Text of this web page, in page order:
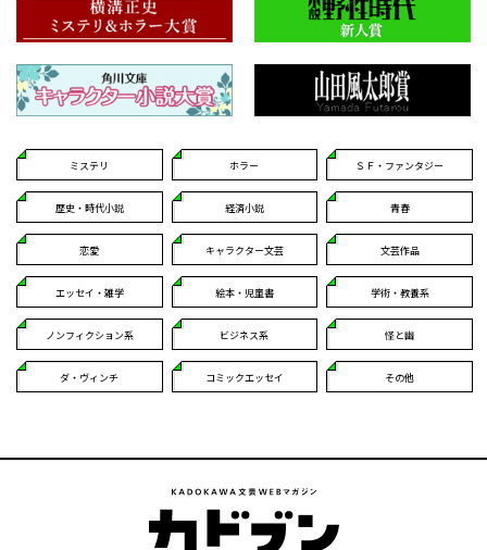
ミステリ ホラー ＳＦ・ファンタジー
歴史・時代小説 経済小説 青春
恋愛 キャラクター文芸 文芸作品
エッセイ・雑学 絵本・児童書 学術・教養系
ノンフィクション系 ビジネス系 怪と幽
ダ・ヴィンチ コミックエッセイ その他